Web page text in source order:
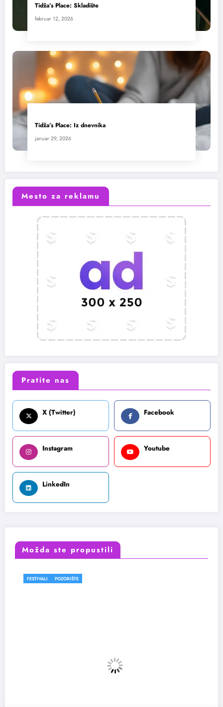
Tidža’s Place: Skladište
februar 12, 2026
Tidža’s Place: Iz dnevnika
januar 29, 2026
Mesto za reklamu
Pratite nas
X (Twitter) Facebook
Instagram Youtube
LinkedIn
Možda ste propustili
FESTIVALI POZORIŠTE